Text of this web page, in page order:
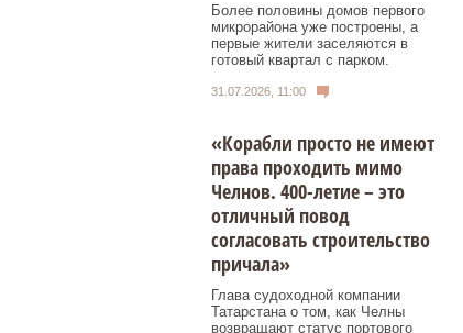
Более половины домов первого
микрорайона уже построены, а
первые жители заселяются в
готовый квартал с парком.
31.07.2026, 11:00
«Корабли просто не имеют
права проходить мимо
Челнов. 400-летие – это
отличный повод
согласовать строительство
причала»
Глава судоходной компании
Татарстана о том, как Челны
возвращают статус портового